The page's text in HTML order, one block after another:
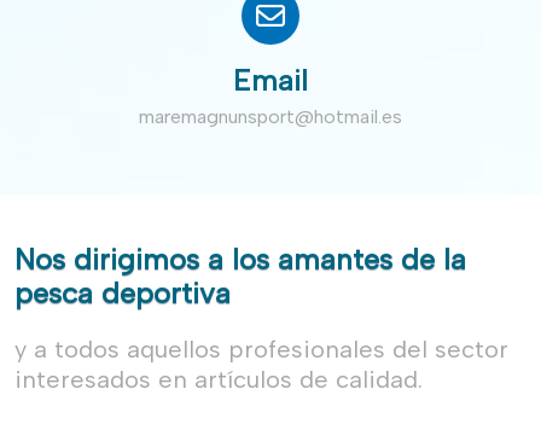
Email
maremagnunsport@hotmail.es
Nos dirigimos a los amantes de la
pesca deportiva
y a todos aquellos profesionales del sector
interesados en artículos de calidad.